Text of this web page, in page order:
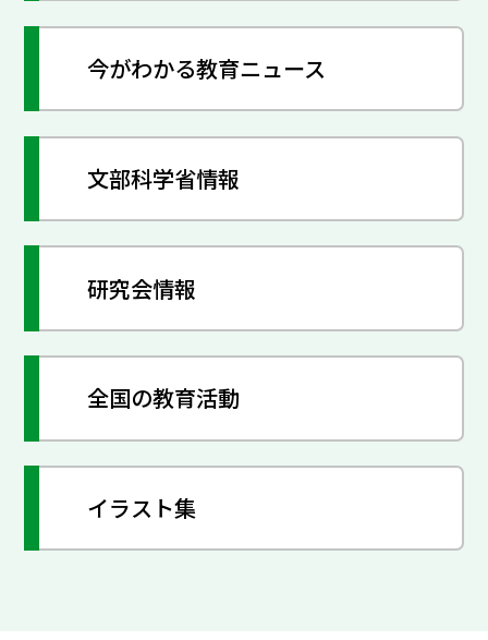
今がわかる教育ニュース
文部科学省情報
研究会情報
全国の教育活動
イラスト集